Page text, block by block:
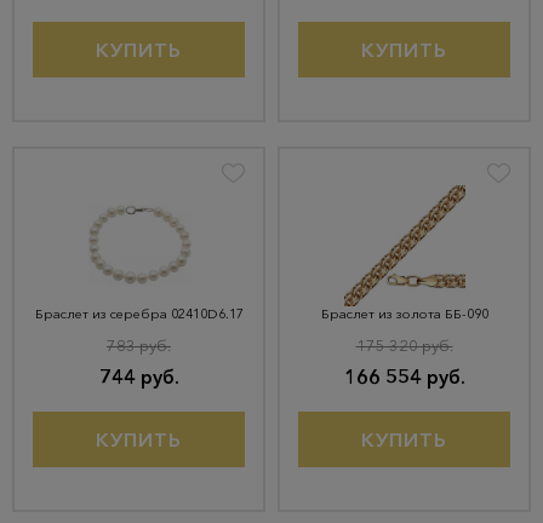
КУПИТЬ КУПИТЬ
Браслет из серебра 02410D6.17
744 руб.
783 руб.
КУПИТЬ
Браслет из золота ББ-090
166 554 руб.
175 320 руб.
КУПИТЬ